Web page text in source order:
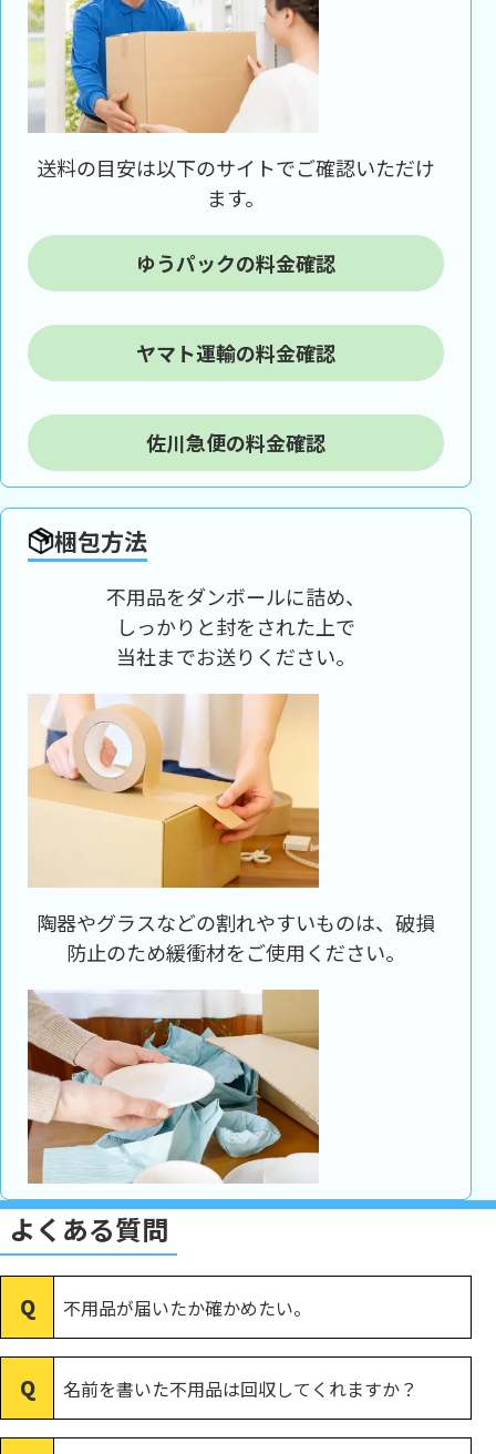
送料の目安は以下のサイトでご確認いただけ
ます。
ゆうパックの料金確認
ヤマト運輸の料金確認
佐川急便の料金確認
梱包方法
不用品をダンボールに詰め、
しっかりと封をされた上で
当社までお送りください。
陶器やグラスなどの割れやすいものは、破損
防止のため緩衝材をご使用ください。
よくある質問
不用品が届いたか確かめたい。
名前を書いた不用品は回収してくれますか？